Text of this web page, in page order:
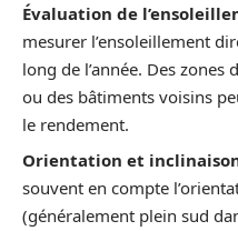
Évaluation de
mesurer l’ensoleillement
long de l’année. Des zones
ou des bâtiments voisins
le rendement.
Orientation et
souvent en compte
(généralement plein sud